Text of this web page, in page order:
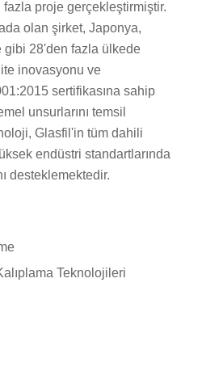
proje gerçekleştirmiştir.
olan şirket, Japonya,
gibi 28'den fazla ülkede
inovasyonu ve
sertifikasına sahip
unsurlarını temsil
Glasfil'in tüm dahili
endüstri standartlarında
desteklemektedir.
Teknolojileri